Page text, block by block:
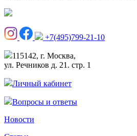
+7(495)799-21-10
115142, г. Москва,
ул. Речников д. 21. стр. 1
Личный кабинет
Вопросы и ответы
Новости